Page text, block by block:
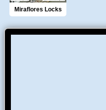
Miraflores Locks